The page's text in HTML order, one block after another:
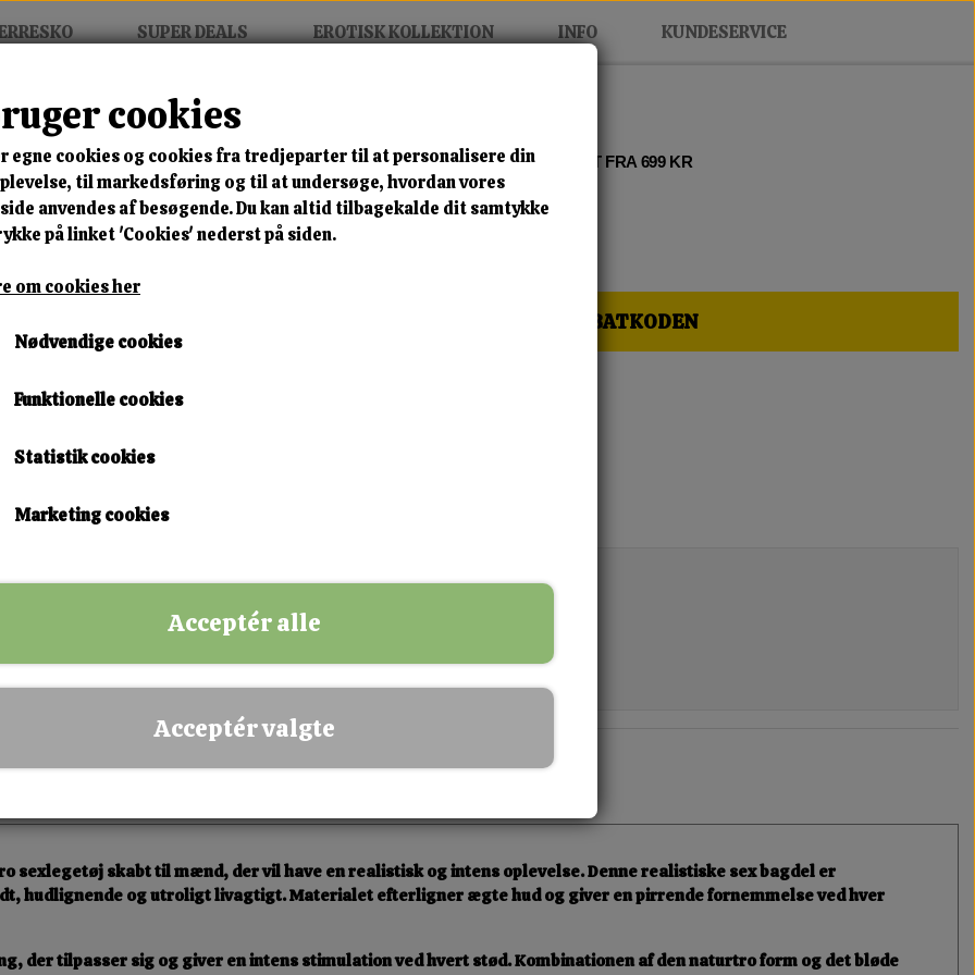
SUPER DEALS EROTISK KOLLEKTION INFO KUNDESERVICE
MIX FRIT • KØB 3 BETAL FOR 2 • FRI FRAGT FRA 699 KR
Doggy Darling
🎁 SPAR 10 % – KLIK HER OG FÅ RABATKODEN
1.599,00 kr.
Leveringstid:
Omgående Levering
✅ Hurtig levering
sexlegetøj skabt til mænd, der vil have en realistisk og intens oplevelse. Dennerealistiske sex bagdel er
hudlignende og utroligt livagtigt. Materialet efterligner ægte hud og giver en pirrende fornemmelse ved hver
der tilpasser sig og giver en intens stimulation ved hvert stød. Kombinationen af dennaturtro form og det bløde
cookies
egne cookies og cookies fra tredjeparter til at personalisere din
til markedsføring og til at undersøge, hvordan vores
anvendes af besøgende. Du kan altid tilbagekalde dit samtykke
på linket 'Cookies' nederst på siden.
om cookies her
Nødvendige cookies
Funktionelle cookies
Statistik cookies
Marketing cookies
Acceptér alle
Acceptér valgte